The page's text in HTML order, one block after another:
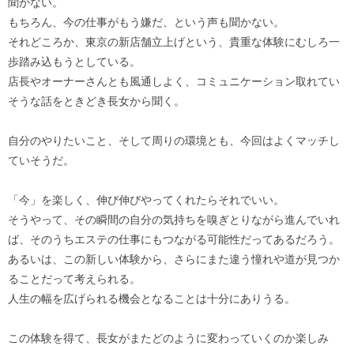
聞かない。
もちろん、今の仕事がもう嫌だ、という声も聞かない。
それどころか、東京の新店舗立上げという、貴重な体験にむしろ一
歩踏み込もうとしている。
店長やオーナーさんとも風通しよく、コミュニケーション取れてい
そうな話をときどき長女から聞く。
自分のやりたいこと、そして周りの環境とも、今回はよくマッチし
ていそうだ。
「今」を楽しく、伸び伸びやってくれたらそれでいい。
そうやって、その瞬間の自分の気持ちを嗅ぎとりながら進んでいれ
ば、そのうちエステの仕事にもつながる可能性だってあるだろう。
あるいは、この新しい体験から、さらにまた違う憧れや道が見つか
ることだって考えられる。
人生の幅を広げられる機会となることは十分にありうる。
この体験を得て、長女がまたどのように変わっていくのか楽しみ